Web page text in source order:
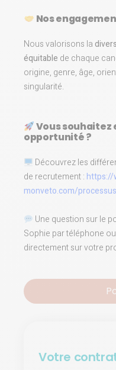
Nos
Nous valorisons la
équitable de chaque
origine, genre, âge,
singularité.
Vous souhaitez
opportunité ?
Découvrez les
de recrutement : https://
monveto.com/
Une question sur le
Sophie par téléphone
directement sur votre
Votre